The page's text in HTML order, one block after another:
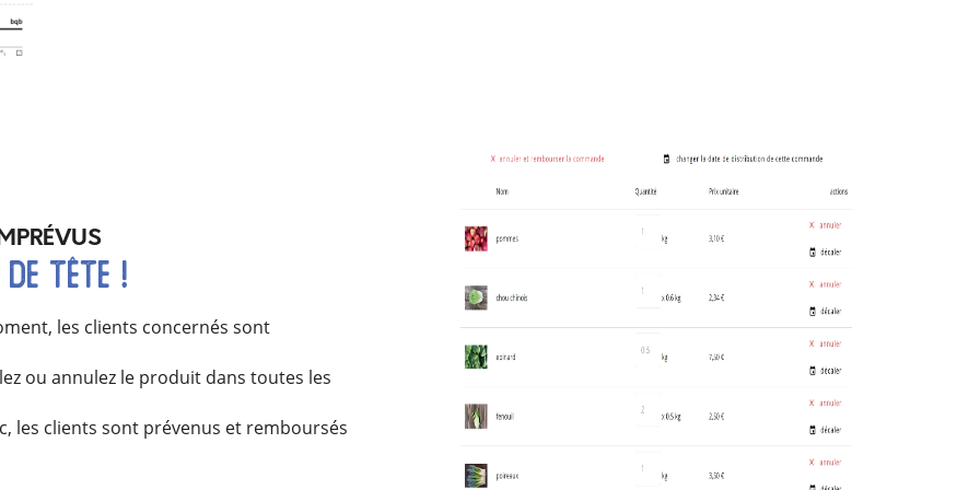
tête !
les clients concernés sont
ou annulez le produit dans toutes les
les clients sont prévenus et remboursés